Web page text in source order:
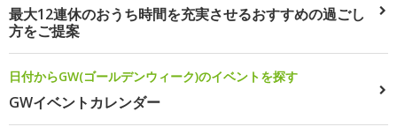
最大12連休のおうち時間を充実させるおすすめの過ごし
方をご提案
日付からGW(ゴールデンウィーク)のイベントを探す
GWイベントカレンダー